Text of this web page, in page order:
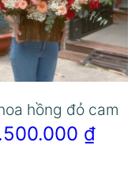
hồng đỏ cam
₫